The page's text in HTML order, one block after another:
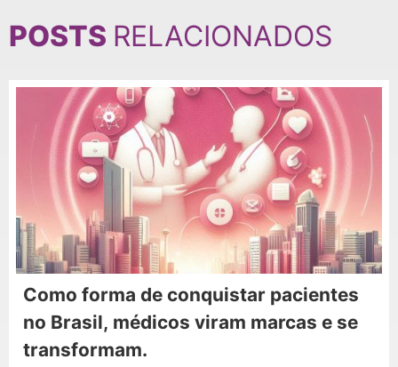
POSTS RELACIONADOS
Como forma de conquistar pacientes
no Brasil, médicos viram marcas e se
transformam.